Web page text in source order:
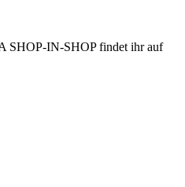
SHOP-IN-SHOP findet ihr auf